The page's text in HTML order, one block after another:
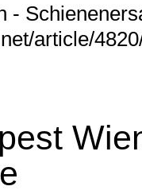
-
article/